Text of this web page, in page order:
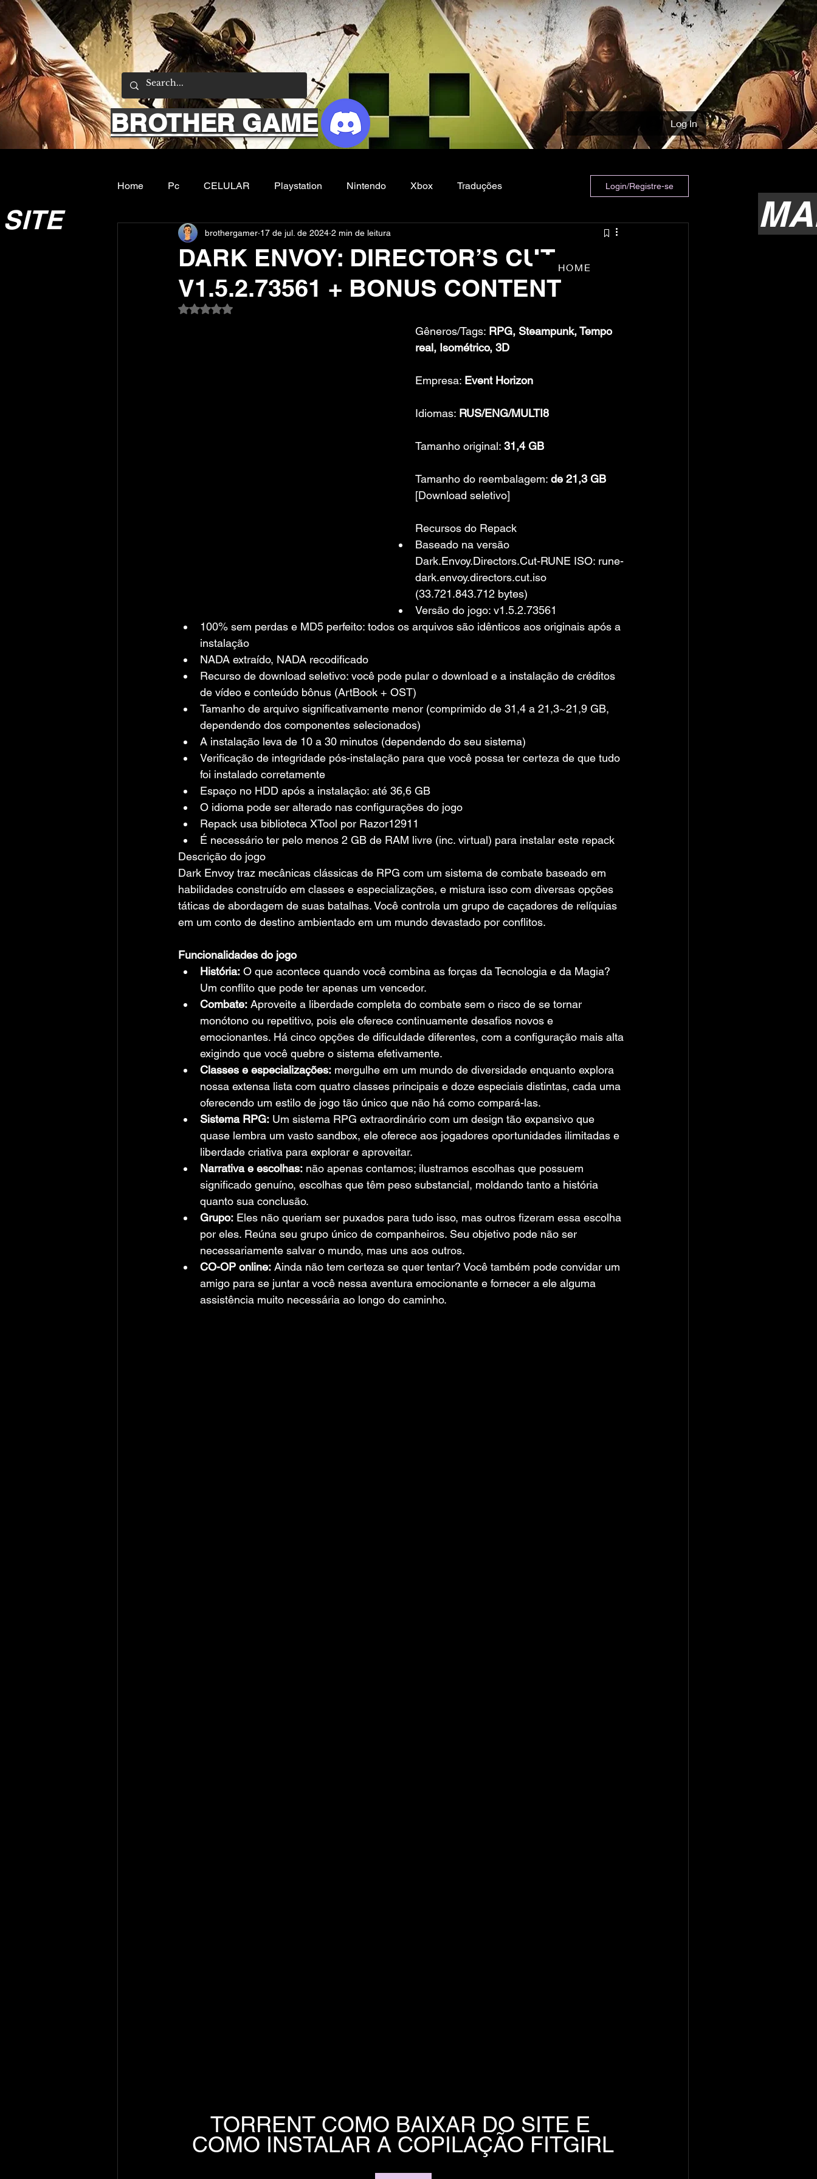
BROTHER GAME Log In
Home Pc CELULAR Playstation Nintendo Xbox Traduções
Emuladores Sobre nos Filmes e Series Noticias
Login/Registre-se
DARK ENVOY: DIRECTOR’S CUT –
V1.5.2.73561 + BONUS CONTENT
brothergamer 17 de jul. de 2024 2 min de leitura
Avaliado com NaN de 5 estrelas.
Gêneros/Tags: RPG, Steampunk, Tempo
real, Isométrico, 3D
Empresa: Event Horizon
Idiomas: RUS/ENG/MULTI8
Tamanho original: 31,4 GB
Tamanho do reembalagem: de 21,3 GB
[Download seletivo]
Recursos do Repack
Baseado na versão
Dark.Envoy.Directors.Cut-RUNE ISO: rune-
dark.envoy.directors.cut.iso
(33.721.843.712 bytes)
Versão do jogo: v1.5.2.73561
100% sem perdas e MD5 perfeito: todos os arquivos são idênticos aos originais após a
instalação
NADA extraído, NADA recodificado
Recurso de download seletivo: você pode pular o download e a instalação de créditos
de vídeo e conteúdo bônus (ArtBook + OST)
Tamanho de arquivo significativamente menor (comprimido de 31,4 a 21,3~21,9 GB,
dependendo dos componentes selecionados)
A instalação leva de 10 a 30 minutos (dependendo do seu sistema)
Verificação de integridade pós-instalação para que você possa ter certeza de que tudo
foi instalado corretamente
Espaço no HDD após a instalação: até 36,6 GB
O idioma pode ser alterado nas configurações do jogo
Repack usa biblioteca XTool por Razor12911
É necessário ter pelo menos 2 GB de RAM livre (inc. virtual) para instalar este repack
Descrição do jogo
Dark Envoy traz mecânicas clássicas de RPG com um sistema de combate baseado em
habilidades construído em classes e especializações, e mistura isso com diversas opções
táticas de abordagem de suas batalhas. Você controla um grupo de caçadores de relíquias
em um conto de destino ambientado em um mundo devastado por conflitos.
Funcionalidades do jogo
História: O que acontece quando você combina as forças da Tecnologia e da Magia?
Um conflito que pode ter apenas um vencedor.
Combate: Aproveite a liberdade completa do combate sem o risco de se tornar
monótono ou repetitivo, pois ele oferece continuamente desafios novos e
emocionantes. Há cinco opções de dificuldade diferentes, com a configuração mais alta
exigindo que você quebre o sistema efetivamente.
Classes e especializações: mergulhe em um mundo de diversidade enquanto explora
nossa extensa lista com quatro classes principais e doze especiais distintas, cada uma
oferecendo um estilo de jogo tão único que não há como compará-las.
Sistema RPG: Um sistema RPG extraordinário com um design tão expansivo que
quase lembra um vasto sandbox, ele oferece aos jogadores oportunidades ilimitadas e
liberdade criativa para explorar e aproveitar.
Narrativa e escolhas: não apenas contamos; ilustramos escolhas que possuem
significado genuíno, escolhas que têm peso substancial, moldando tanto a história
quanto sua conclusão.
Grupo: Eles não queriam ser puxados para tudo isso, mas outros fizeram essa escolha
por eles. Reúna seu grupo único de companheiros. Seu objetivo pode não ser
necessariamente salvar o mundo, mas uns aos outros.
CO-OP online: Ainda não tem certeza se quer tentar? Você também pode convidar um
amigo para se juntar a você nessa aventura emocionante e fornecer a ele alguma
assistência muito necessária ao longo do caminho.
TORRENT COMO BAIXAR DO SITE E
COMO INSTALAR A COPILAÇÃO FITGIRL
HOME